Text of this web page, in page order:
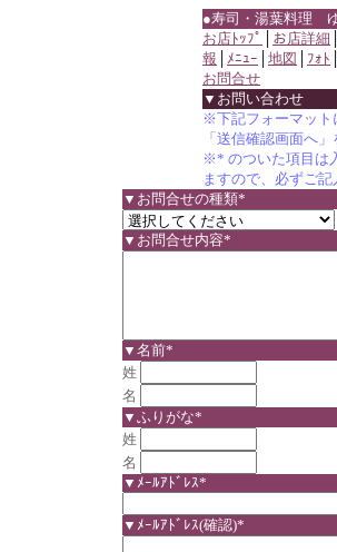
●寿司・湯葉料理
お店ﾄｯﾌﾟ
お店詳細
報
ﾒﾆｭｰ 地図 ﾌｫﾄ
お問合せ
▼お問い合わせ
※下記フォーマット
「送信確認画面へ
※* のついた項目は
ますので、必ずご記
▼お問合せの種類*
▼お問合せ内容*
▼名前*
姓
名
▼ふりがな*
姓
名
▼ﾒｰﾙｱﾄﾞﾚｽ*
▼ﾒｰﾙｱﾄﾞﾚｽ(確認)*